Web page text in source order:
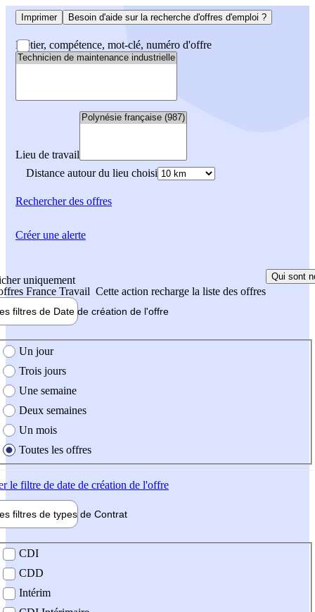
Imprimer Besoin d'aide sur la recherche d'offres d'emploi ?
Métier, compétence, mot-clé, numéro d'offre
Lieu de travail
Distance autour du lieu choisi
Rechercherdes offres
uniquement
France Travail Cette action recharge la liste des offres
Qui sont
filtres de Date de création de l'offre
création de l'offre
Un jour
Trois jours
Une semaine
Deux semaines
Un mois
Toutes les offres
le filtre de date de création de l'offre
filtres de types de Contrat
contrat
CDI
CDD
Intérim
Créer une alerte